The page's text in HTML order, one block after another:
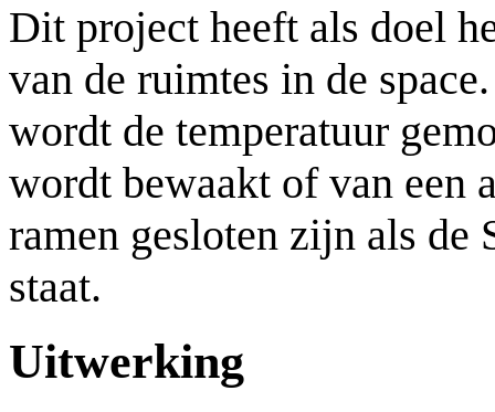
Dit project heeft als doel
van de ruimtes in de
wordt de temperatuur
wordt bewaakt of van een
ramen gesloten zijn als de
staat.
Uitwerking